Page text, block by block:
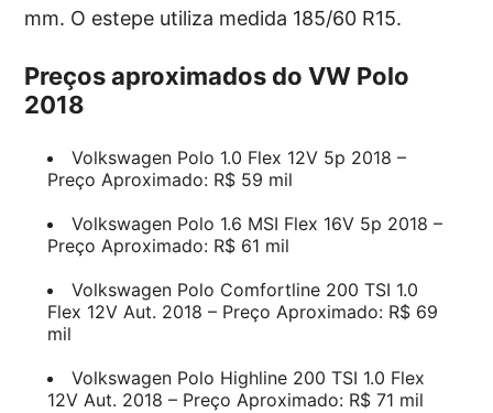
mm. O estepe utiliza medida 185/60 R15.
Preços aproximados do VW Polo
2018
Volkswagen Polo 1.0 Flex 12V 5p 2018 –
Preço Aproximado: R$ 59 mil
Volkswagen Polo 1.6 MSI Flex 16V 5p 2018 –
Preço Aproximado: R$ 61 mil
Volkswagen Polo Comfortline 200 TSI 1.0
Flex 12V Aut. 2018 – Preço Aproximado: R$ 69
mil
Volkswagen Polo Highline 200 TSI 1.0 Flex
12V Aut. 2018 – Preço Aproximado: R$ 71 mil